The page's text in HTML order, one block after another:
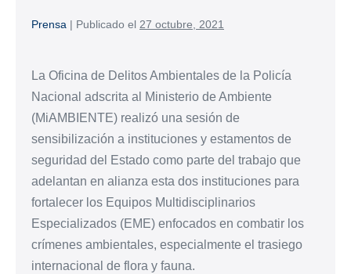
Prensa | Publicado el 27 octubre, 2021
La Oficina de Delitos Ambientales de la Policía
Nacional adscrita al Ministerio de Ambiente
(MiAMBIENTE) realizó una sesión de
sensibilización a instituciones y estamentos de
seguridad del Estado como parte del trabajo que
adelantan en alianza esta dos instituciones para
fortalecer los Equipos Multidisciplinarios
Especializados (EME) enfocados en combatir los
crímenes ambientales, especialmente el trasiego
internacional de flora y fauna.